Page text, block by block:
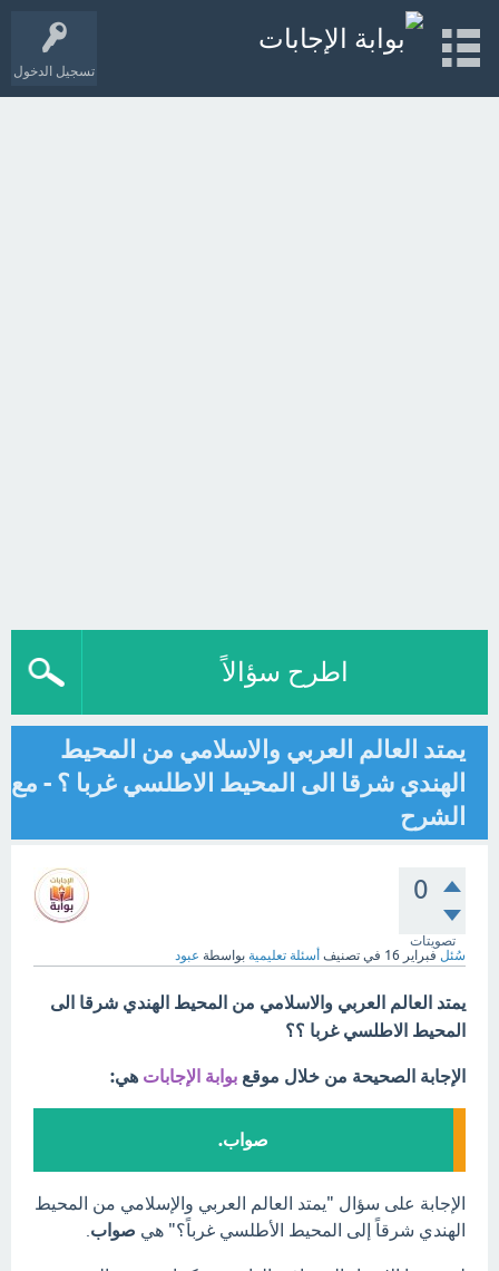
تسجيل الدخول
اطرح سؤالاً
يمتد العالم العربي والاسلامي من المحيط
الهندي شرقا الى المحيط الاطلسي غربا ؟ - مع
الشرح
0
تصويتات
سُئل فبراير 16 في تصنيف أسئلة تعليمية بواسطة عبود
يمتد العالم العربي والاسلامي من المحيط الهندي شرقا الى
المحيط الاطلسي غربا ؟؟
الإجابة الصحيحة من خلال موقع بوابة الإجابات هي:
صواب.
الإجابة على سؤال "يمتد العالم العربي والإسلامي من المحيط
الهندي شرقاً إلى المحيط الأطلسي غرباً؟" هي صواب